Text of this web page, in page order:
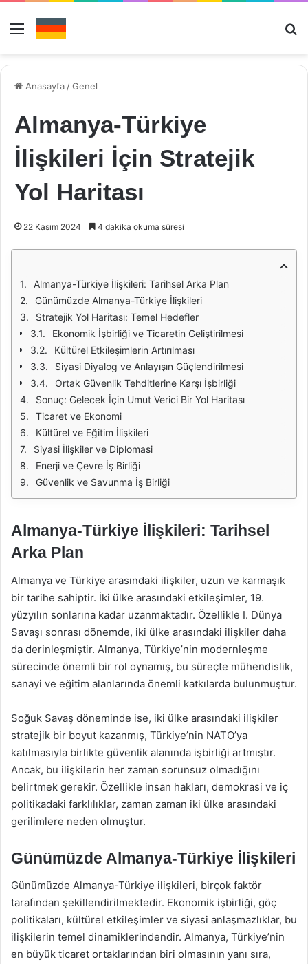
Menü
Anasayfa /Genel
Almanya-Türkiye
İlişkileri İçin Stratejik
Yol Haritası
22 Kasım 2024 4 dakika okuma süresi
Almanya-Türkiye İlişkileri: Tarihsel Arka Plan
Günümüzde Almanya-Türkiye İlişkileri
Stratejik Yol Haritası: Temel Hedefler
Ekonomik İşbirliği ve Ticaretin Geliştirilmesi
Kültürel Etkileşimlerin Artırılması
Siyasi Diyalog ve Anlayışın Güçlendirilmesi
Ortak Güvenlik Tehditlerine Karşı İşbirliği
Sonuç: Gelecek İçin Umut Verici Bir Yol Haritası
Ticaret ve Ekonomi
Kültürel ve Eğitim İlişkileri
Siyasi İlişkiler ve Diplomasi
Enerji ve Çevre İş Birliği
Güvenlik ve Savunma İş Birliği
Almanya-Türkiye İlişkileri: Tarihsel
Arka Plan
Almanya ve Türkiye arasındaki ilişkiler, uzun ve karmaşık
bir tarihe sahiptir. İki ülke arasındaki etkileşimler, 19.
yüzyılın sonlarına kadar uzanmaktadır. Özellikle I. Dünya
Savaşı sonrası dönemde, iki ülke arasındaki ilişkiler daha
da derinleşmiştir. Almanya, Türkiye’nin modernleşme
sürecinde önemli bir rol oynamış, bu süreçte mühendislik,
sanayi ve eğitim alanlarında önemli katkılarda bulunmuştur.
Soğuk Savaş döneminde ise, iki ülke arasındaki ilişkiler
stratejik bir boyut kazanmış, Türkiye’nin NATO’ya
katılmasıyla birlikte güvenlik alanında işbirliği artmıştır.
Ancak, bu ilişkilerin her zaman sorunsuz olmadığını
belirtmek gerekir. Özellikle insan hakları, demokrasi ve iç
politikadaki farklılıklar, zaman zaman iki ülke arasındaki
gerilimlere neden olmuştur.
Günümüzde Almanya-Türkiye İlişkileri
Günümüzde Almanya-Türkiye ilişkileri, birçok faktör
tarafından şekillendirilmektedir. Ekonomik işbirliği, göç
politikaları, kültürel etkileşimler ve siyasi anlaşmazlıklar, bu
ilişkilerin temel dinamiklerindendir. Almanya, Türkiye’nin
en büyük ticaret ortaklarından biri olmasının yanı sıra,